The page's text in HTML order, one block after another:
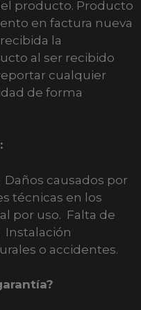
producto. Producto
en factura nueva
la
al ser recibido
cualquier
de forma
causados por
técnicas en los
por uso. Falta de
o accidentes.